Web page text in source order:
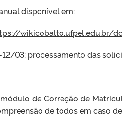
disponível em:
wikicobalto.ufpel.edu.br/
12/03: processamento das
de Correção de
de todos em caso